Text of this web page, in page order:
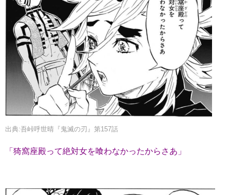
出典:吾峠呼世晴『鬼滅の刃』第157話
「猗窩座殿って絶対女を喰わなかったからさあ」